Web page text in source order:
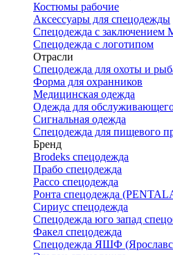
Костюмы рабочие
Аксессуары для спецодежды
Спецодежда с
Спецодежда с логотипом
Отрасли
Спецодежда для охоты и
Форма для охранников
Медицинская одежда
Одежда для
Сигнальная одежда
Спецодежда для пищевого
Бренд
Brodeks спецодежда
Прабо спецодежда
Рассо спецодежда
Ронта спецодежда
Сириус спецодежда
Спецодежда юго запад
Факел спецодежда
Спецодежда ЯШФ